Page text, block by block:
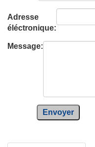
Adresse
éléctronique:
Message:
Envoyer